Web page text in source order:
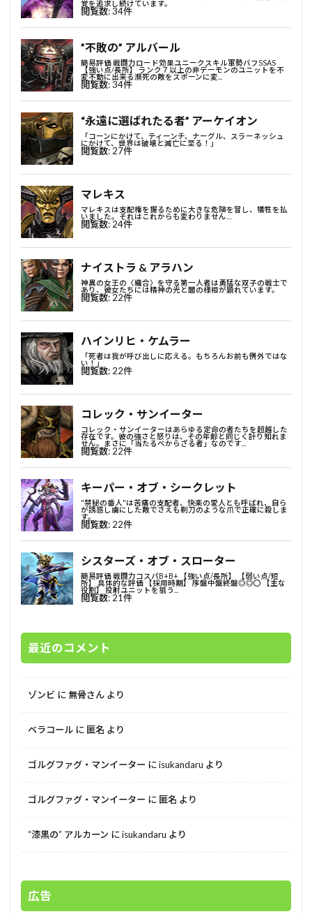
最近のコメント
ゾンビ に 無骨さん より
ベラコール に 匿名 より
ゴルグファグ・マンイーター にisukandaru より
ゴルグファグ・マンイーター に 匿名 より
“漆黒の” アルカーン にisukandaru より
広告